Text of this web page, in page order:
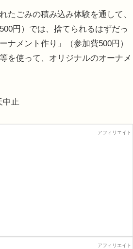
ごみの積み込み体験を通して、
円）では、捨てられるはずだっ
メント作り」（参加費500円）
を使って、オリジナルのオーナメ
中止